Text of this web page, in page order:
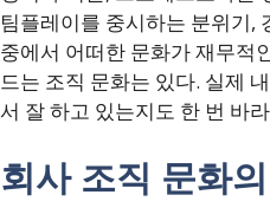
팀플레이를 중시하는 분위기,
중에서 어떠한 문화가 재무적
드는 조직 문화는 있다. 실제
서 잘 하고 있는지도 한 번 바
회사 조직 문화